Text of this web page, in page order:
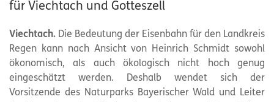
für Viechtach und Gotteszell
Viechtach. Die Bedeutung der Eisenbahn für den Landkreis
Regen kann nach Ansicht von Heinrich Schmidt sowohl
ökonomisch, als auch ökologisch nicht hoch genug
eingeschätzt werden. Deshalb wendet sich der
Vorsitzende des Naturparks Bayerischer Wald und Leiter